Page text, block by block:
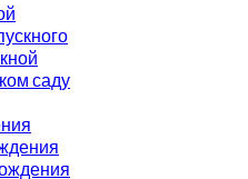
саду